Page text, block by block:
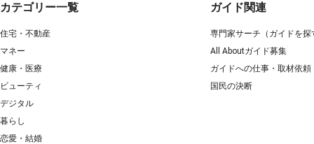
カテゴリー一覧
住宅・不動産
マネー
健康・医療
ビューティ
デジタル
暮らし
恋愛・結婚
ガイド関連
専門家サーチ（ガイドを探
All Aboutガイド募集
ガイドへの仕事・取材依頼
国民の決断